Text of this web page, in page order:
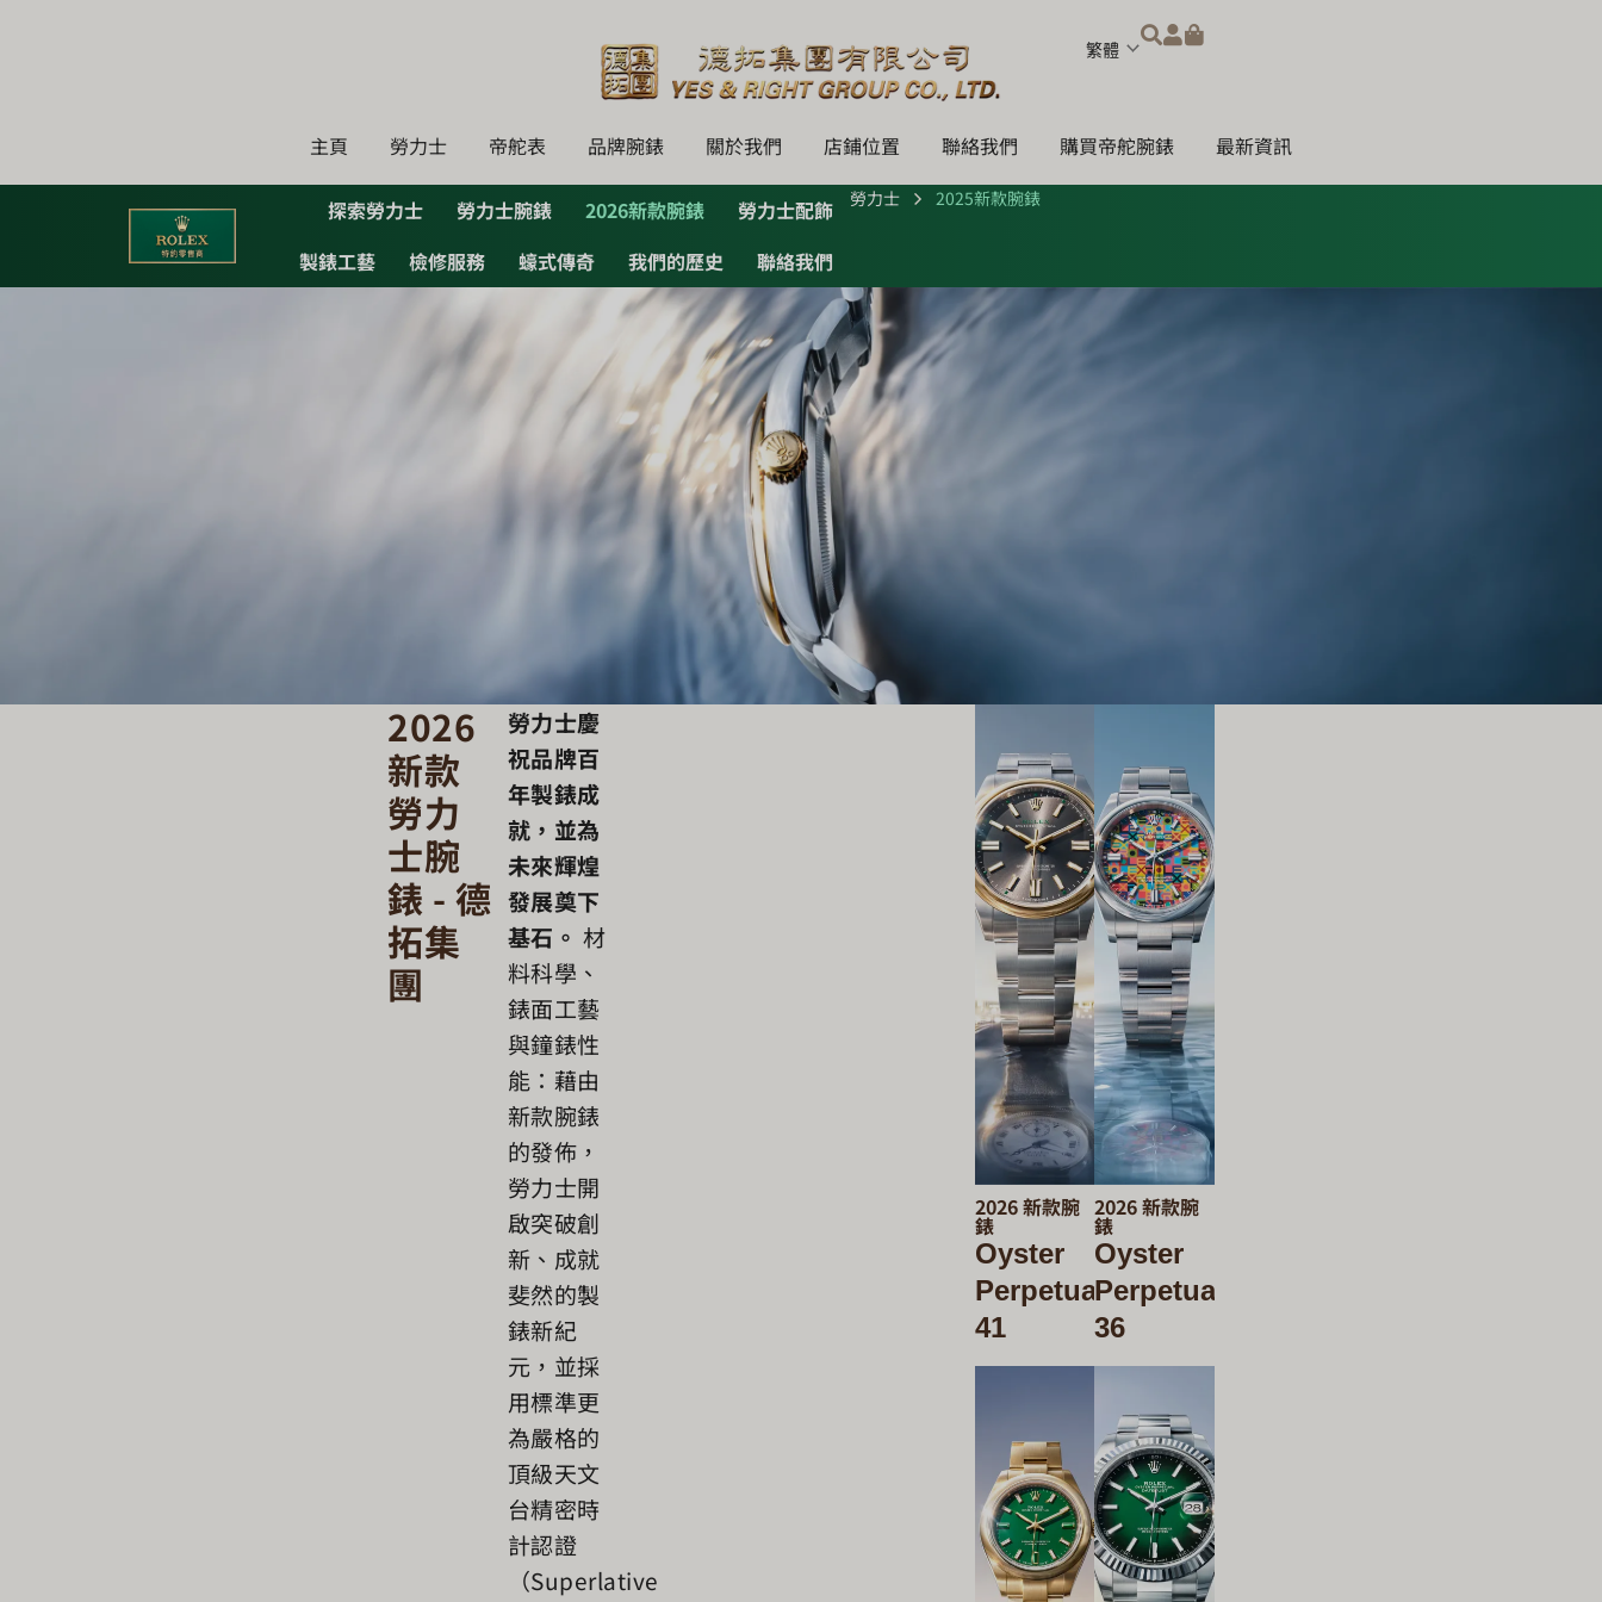
主頁 勞力士 帝舵表 品牌腕錶 關於我們 店鋪位置 聯絡我們 購買帝舵腕錶 最新資訊
探索勞力士 勞力士腕錶 2026新款腕錶
勞力士配飾
製錶工藝
檢修服務 蠔式傳奇 我們的歷史 聯絡我們
勞力士 2025新款腕錶
2026
新款
勞力
士腕
錶 - 德
拓集
團
勞力士慶
祝品牌百
年製錶成
就，並為
未來輝煌
發展奠下
基石。 材
料科學、
錶面工藝
與鐘錶性
能：藉由
新款腕錶
的發佈，
勞力士開
啟突破創
新、成就
斐然的製
錶新紀
元，並採
用標準更
為嚴格的
頂級天文
台精密時
計認證
（Superlative
2026 新款腕
錶
Oyster
Perpetual
41
2026 新款腕
錶
Oyster
Perpetual
36